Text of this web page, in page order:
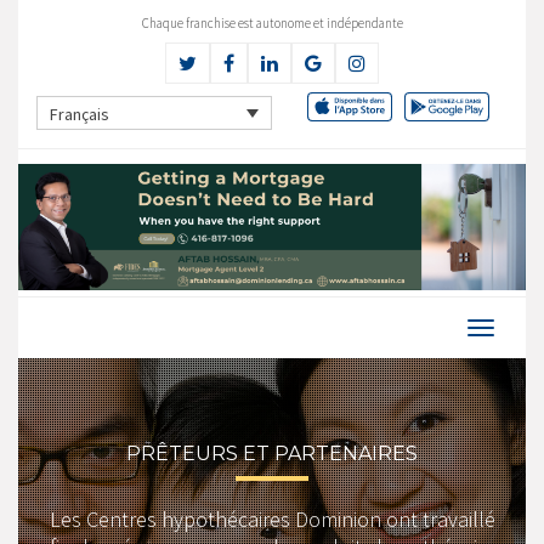
Chaque franchise est autonome et indépendante
Français
PRÊTEURS ET PARTENAIRES
Les Centres hypothécaires Dominion ont travaillé